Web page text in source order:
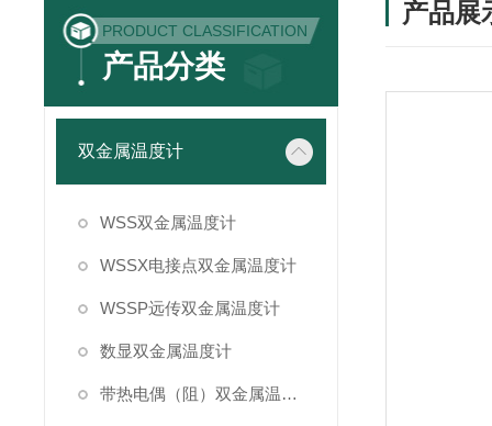
PRODUCT CLASSIFICATION
产品分类
双金属温度计
WSS双金属温度计
WSSX电接点双金属温度计
WSSP远传双金属温度计
数显双金属温度计
带热电偶（阻）双金属温度计
产品展